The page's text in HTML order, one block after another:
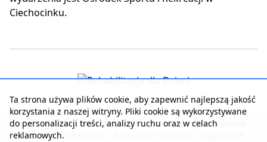
Ciechocinku.
Strona główna | Kontakt z serwisem | Reklama w serwisie
Polityka prywatności
Ta strona używa plików cookie, aby zapewnić najlepszą jakość
korzystania z naszej witryny. Pliki cookie są wykorzystywane
do personalizacji treści, analizy ruchu oraz w celach
reklamowych.